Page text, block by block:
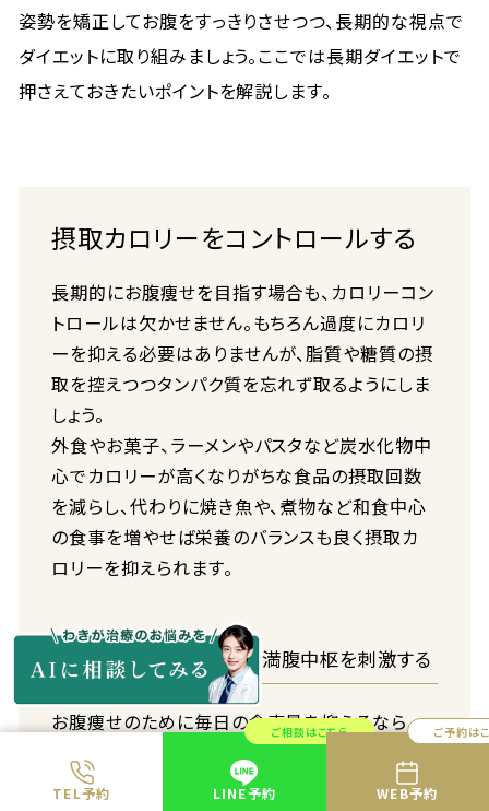
TEL予約
ご相談はこちら
LINE予約
ご予約は
WEB予約
姿勢を矯正してお腹をすっきりさせつつ、長期的な視点で
ダイエットに取り組みましょう。ここでは長期ダイエットで
押さえておきたいポイントを解説します。
摂取カロリーをコントロールする
長期的にお腹痩せを目指す場合も、カロリーコン
トロールは欠かせません。もちろん過度にカロリ
ーを抑える必要はありませんが、脂質や糖質の摂
取を控えつつタンパク質を忘れず取るようにしま
しょう。
外食やお菓子、ラーメンやパスタなど炭水化物中
心でカロリーが高くなりがちな食品の摂取回数
を減らし、代わりに焼き魚や、煮物など和食中心
の食事を増やせば栄養のバランスも良く摂取カ
ロリーを抑えられます。
食物繊維から先に食べて満腹中枢を刺激する
お腹痩せのために毎日の食事量を抑えるなら、
「食物繊維を先に食べる」のも有効です。食物繊
維はお腹にたまりやすいため、先に食べると食事